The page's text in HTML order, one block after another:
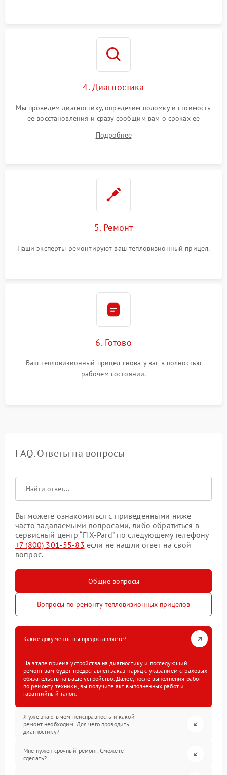
4. Диагностика
Мы проведем диагностику, определим поломку и стоимость
ее восстановления и сразу сообщим вам о сроках ее
Подробнее
5. Ремонт
Наши эксперты ремонтируют ваш тепловизионный прицел.
6. Готово
Ваш тепловизионный прицел снова у вас в полностью
рабочем состоянии.
FAQ. Ответы на вопросы
Вы можете ознакомиться с приведенными ниже
часто задаваемыми вопросами, либо обратиться в
сервисный центр “FIX-Pard” по следующему телефону
+7 (800) 301-55-83 если не нашли ответ на свой
вопрос.
Общие вопросы
Вопросы по ремонту тепловизионных прицелов
Какие документы вы предоставляете?
На этапе приема устройства на диагностику и последующий
ремонт вам будет предоставлен заказ-наряд с указанием страховых
обязательств на ваше устройство. Далее, после выполнения работ
по ремонту техники, вы получите акт выполненных работ и
гарантийный талон.
Я уже знаю в чем неисправность и какой
ремонт необходим. Для чего проводить
диагностику?
Мне нужен срочный ремонт. Сможете
сделать?